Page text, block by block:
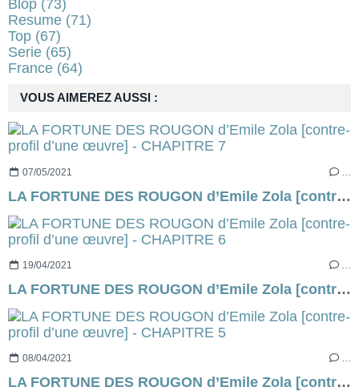
VOUS AIMEREZ AUSSI :
07/05/2021
LA FORTUNE DES ROUGON d’Emile Zola [contre-profil d’une œuvre] - CHAPITRE 7
19/04/2021 …
LA FORTUNE DES ROUGON d’Emile Zola [contre-profil d’une œuvre] - CHAPITRE 6
08/04/2021 …
LA FORTUNE DES ROUGON d’Emile Zola [contre-profil d’une œuvre] - CHAPITRE 5
Blop (73)
Resume (71)
Top (67)
Serie (65)
France (64)